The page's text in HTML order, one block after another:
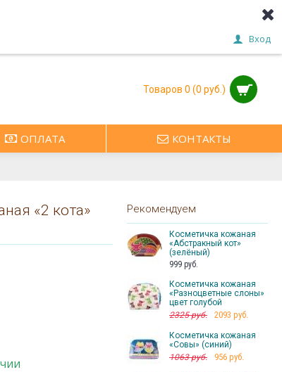
Вход
Товаров 0 (0 руб.)
ОПЛАТА КОНТАКТЫ
Рекомендуем
Косметичка кожаная
«Абстракный кот»
(зелёный)
999 руб.
Косметичка кожаная
«Разноцветные слоны»
цвет голубой
2325 руб.
2093 руб.
Косметичка кожаная
«Совы» (синий)
1063 руб.
956 руб.
«2 кота»